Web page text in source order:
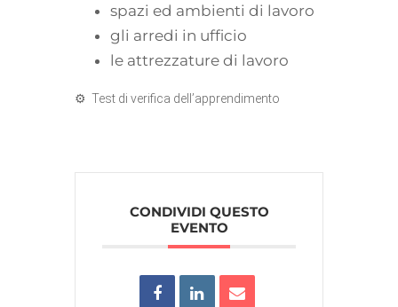
spazi ed ambienti di lavoro
gli arredi in ufficio
le attrezzature di lavoro
⚙ Test di verifica dell’apprendimento
CONDIVIDI QUESTO
EVENTO